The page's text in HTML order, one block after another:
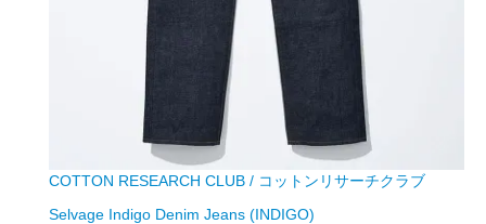
COTTON RESEARCH CLUB / コットンリサーチクラブ
Selvage Indigo Denim Jeans (INDIGO)